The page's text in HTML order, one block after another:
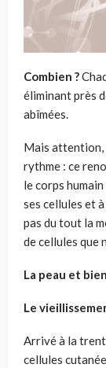
Combien ?
éliminant près
abîmées.
Mais attention,
rythme : ce
le corps
ses cellules et
pas du tout la
de cellules que
La peau et
Le
Arrivé à la
cellules